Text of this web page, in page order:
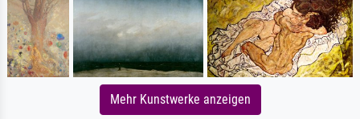
Mehr Kunstwerke anzeigen